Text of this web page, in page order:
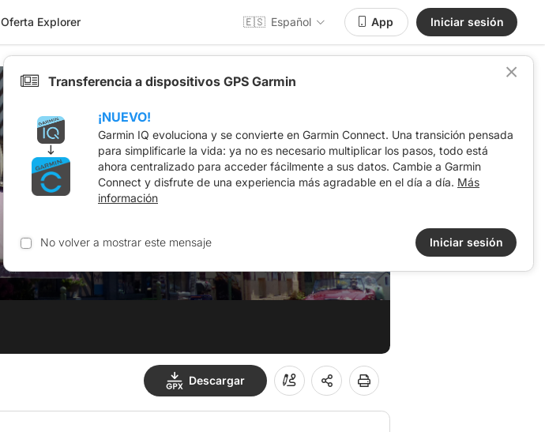
Oferta Explorer 🇪🇸 Español App Iniciar sesión
Descargar
Transferencia a dispositivos GPS Garmin
¡NUEVO!
Garmin IQ evoluciona y se convierte en Garmin Connect. Una transición pensada
para simplificarle la vida: ya no es necesario multiplicar los pasos, todo está
ahora centralizado para acceder fácilmente a sus datos. Cambie a Garmin
Connect y disfrute de una experiencia más agradable en el día a día. Más
información
No volver a mostrar este mensaje Iniciar sesión